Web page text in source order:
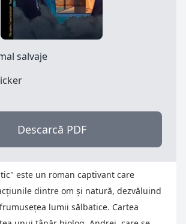
salvaje
Descarcă PDF
este un roman captivant care
dintre om și natură, dezvăluind
lumii sălbatice. Cartea